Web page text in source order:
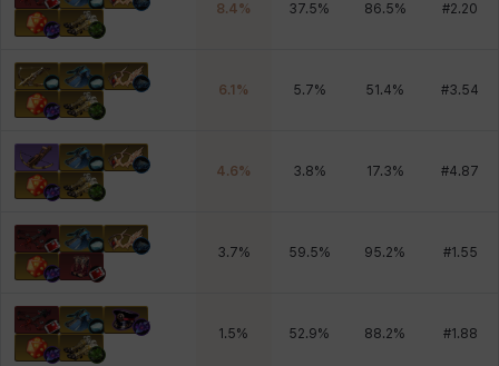
8.4% 37.5% 86.5% #2.20
6.1 % 5.7% 51.4% #3.54
4.6% 3.8% 17.3% #4.87
3.7% 59.5% 95.2% #1.55
1.5% 52.9% 88.2% #1.88